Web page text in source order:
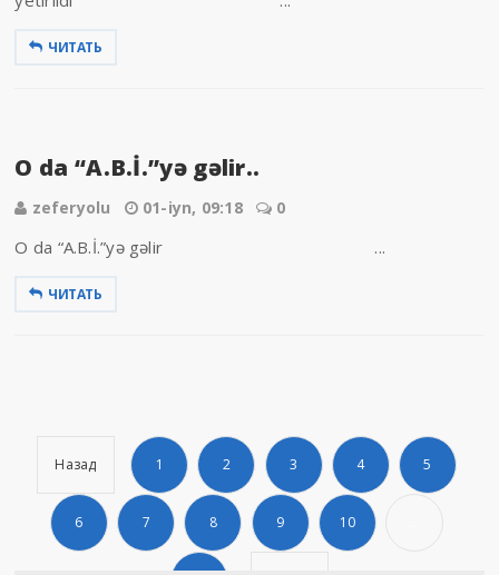
ЧИТАТЬ
O da “A.B.İ.”yə gəlir..
zeferyolu 01-iyn, 09:18 0
O da “A.B.İ.”yə gəlir ...
ЧИТАТЬ
Назад 1 2 3 4 5
6 7 8 9 10